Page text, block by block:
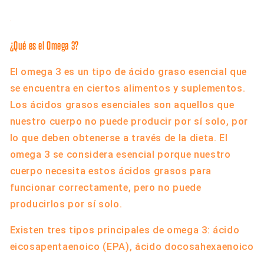
¿Qué es el Omega 3?
El omega 3 es un tipo de ácido graso esencial que
se encuentra en ciertos alimentos y suplementos.
Los ácidos grasos esenciales son aquellos que
nuestro cuerpo no puede producir por sí solo, por
lo que deben obtenerse a través de la dieta. El
omega 3 se considera esencial porque nuestro
cuerpo necesita estos ácidos grasos para
funcionar correctamente, pero no puede
producirlos por sí solo.
Existen tres tipos principales de omega 3: ácido
eicosapentaenoico (EPA), ácido docosahexaenoico